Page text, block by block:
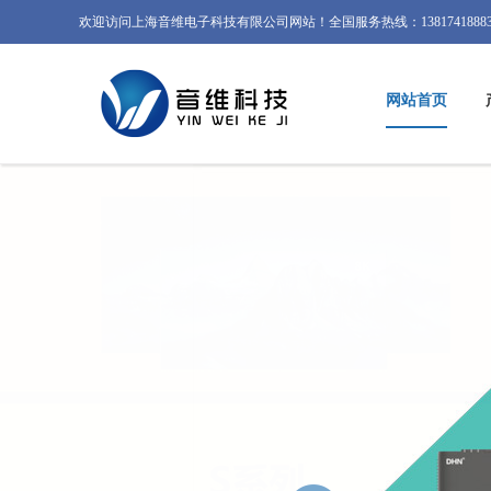
欢迎访问上海音维电子科技有限公司网站！全国服务热线：
网站首页